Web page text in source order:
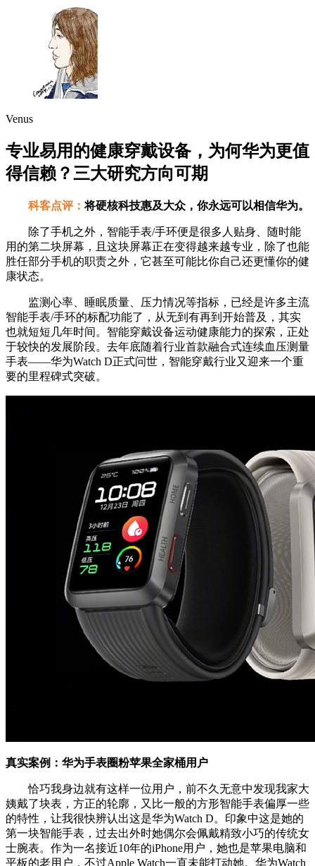
Venus
专业易用的健康穿戴设备，为何华为更值
得信赖？三大研究方向可期
科客点评：将硬核科技惠及大众，你永远可以相信华为。
除了手机之外，智能手表/手环便是很多人贴身、随时能
用的第二块屏幕，且这块屏幕正在变得越来越专业，除了也能
胜任部分手机的职责之外，它甚至可能比你自己还更懂你的健
康状态。
监测心率、睡眠质量、压力情况等指标，已经是许多主流
智能手表/手环的标配功能了，从无到有再到开始普及，其实
也就短短几年时间。智能穿戴设备运动健康能力的探索，正处
于较快的发展阶段。去年底随着行业首款融合式连续血压测量
手表——华为Watch D正式问世，智能穿戴行业又迎来一个重
要的里程碑式突破。
真实案例：华为手表圈粉苹果全家桶用户
恰巧我身边就有这样一位用户，前不久无意中发现我家大
姨戴了块表，方正的轮廓，又比一般的方形智能手表偏厚一些
的特性，让我很快辨认出这是华为Watch D。印象中这是她的
第一块智能手表，过去出外时她偶尔会佩戴精致小巧的传统女
士腕表。作为一名接近10年的iPhone用户，她也是苹果电脑和
平板的老用户，不过Apple Watch一直未能打动她。华为Watch